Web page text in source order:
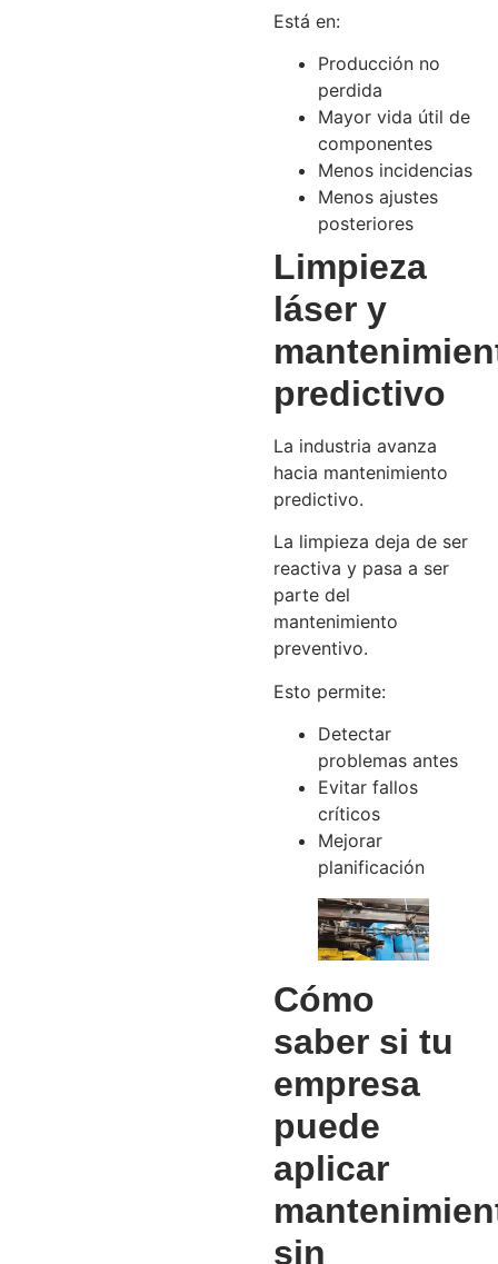
Está en:
Producción no
perdida
Mayor vida útil de
componentes
Menos incidencias
Menos ajustes
posteriores
Limpieza
láser y
predictivo
La industria avanza
hacia mantenimiento
predictivo.
La limpieza deja de ser
reactiva y pasa a ser
parte del
mantenimiento
preventivo.
Esto permite:
Detectar
problemas antes
Evitar fallos
críticos
Mejorar
planificación
Cómo
saber si tu
empresa
puede
aplicar
sin